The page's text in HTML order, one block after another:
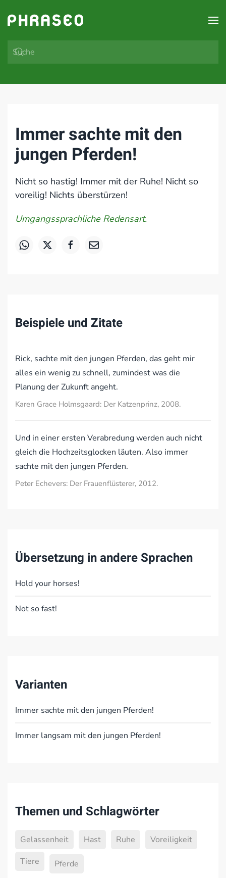
Zum Hauptinhalt springen
Immer sachte mit den
jungen Pferden!
Nicht so hastig! Immer mit der Ruhe! Nicht so
voreilig! Nichts überstürzen!
Umgangssprachliche Redensart.
Beispiele und Zitate
Rick, sachte mit den jungen Pferden, das geht mir
alles ein wenig zu schnell, zumindest was die
Planung der Zukunft angeht.
Karen Grace Holmsgaard: Der Katzenprinz, 2008.
Und in einer ersten Verabredung werden auch nicht
gleich die Hochzeitsglocken läuten. Also immer
sachte mit den jungen Pferden.
Peter Echevers: Der Frauenflüsterer, 2012.
Übersetzung in andere Sprachen
Hold your horses!
Not so fast!
Varianten
Immer sachte mit den jungen Pferden!
Immer langsam mit den jungen Pferden!
Themen und Schlagwörter
Gelassenheit Hast Ruhe
Voreiligkeit
Tiere
Pferde